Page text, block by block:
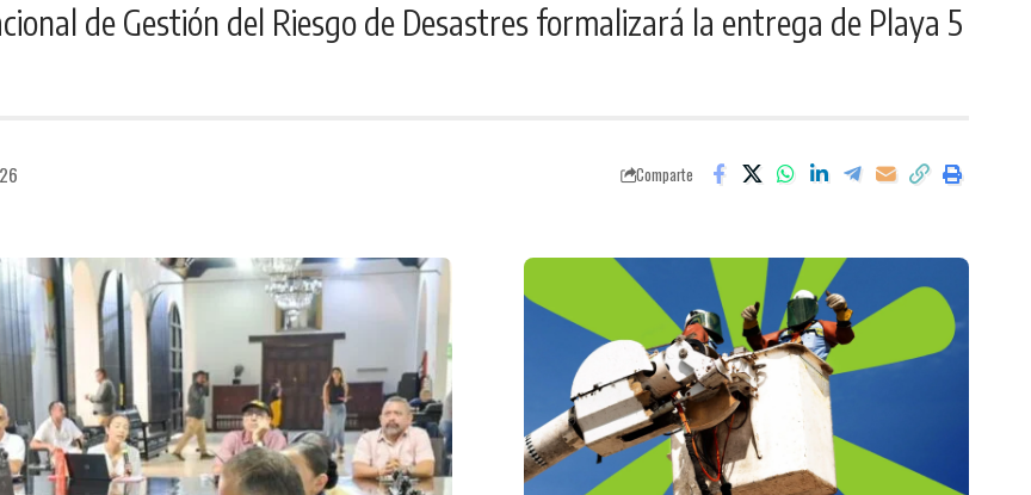
de Gestión del Riesgo de Desastres formalizará la entrega de Playa 5
Comparte